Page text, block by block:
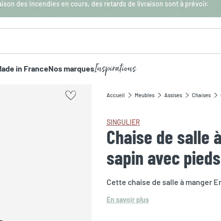
des incendies en cours, des retards de livraison sont à prévoir.
in FranceNos marquesInspirations
Accueil Meubles Assises Chaises
SINGULIER
Chaise de salle
sapin avec
Cette chaise de salle à manger
En savoir plus